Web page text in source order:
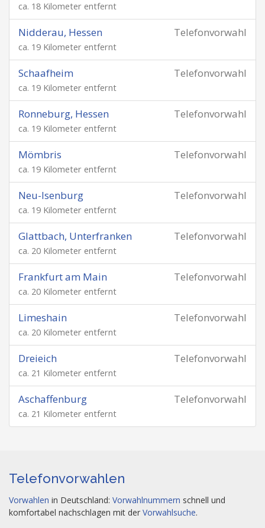
ca. 18 Kilometer entfernt
Telefonvorwahl
Nidderau, Hessen
ca. 19 Kilometer entfernt
Telefonvorwahl
Schaafheim
ca. 19 Kilometer entfernt
Telefonvorwahl
Ronneburg, Hessen
ca. 19 Kilometer entfernt
Telefonvorwahl
Mömbris
ca. 19 Kilometer entfernt
Telefonvorwahl
Neu-Isenburg
ca. 19 Kilometer entfernt
Telefonvorwahl
Glattbach, Unterfranken
ca. 20 Kilometer entfernt
Telefonvorwahl
Frankfurt am Main
ca. 20 Kilometer entfernt
Telefonvorwahl
Limeshain
ca. 20 Kilometer entfernt
Telefonvorwahl
Dreieich
ca. 21 Kilometer entfernt
Telefonvorwahl
Aschaffenburg
ca. 21 Kilometer entfernt
Telefonvorwahlen
Vorwahlen in Deutschland: Vorwahlnummern schnell und
komfortabel nachschlagen mit der Vorwahlsuche.